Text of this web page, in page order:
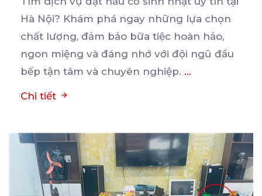
Hà Nội? Khám phá ngay những lựa chọn
chất lượng, đảm bảo bữa tiệc hoàn hảo,
ngon miệng và đáng nhớ với đội ngũ đầu
bếp tận tâm và chuyên nghiệp. ...
Chi tiết